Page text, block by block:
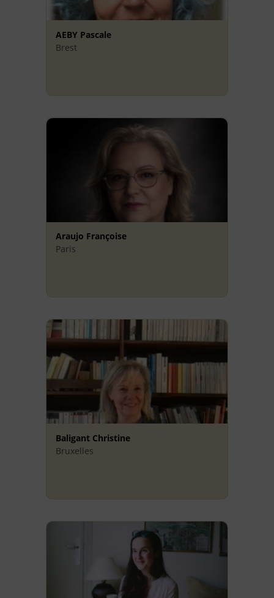
AEBY Pascale
Brest
Araujo Françoise
Paris
Baligant Christine
Bruxelles